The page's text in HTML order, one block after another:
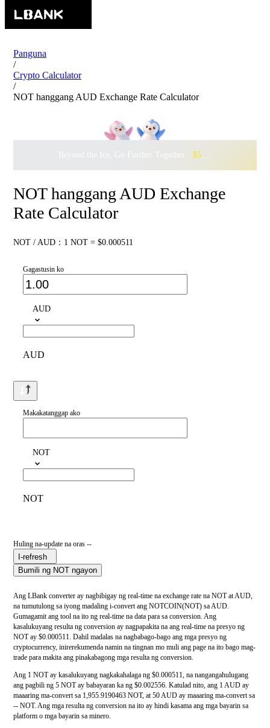
Panguna
/
Crypto Calculator
/
NOT hanggang AUD Exchange Rate Calculator
Beyond the Ice, Go Further Together · $500,000
NOT hanggang AUD Exchange
Rate Calculator
NOT / AUD：1 NOT = $0.000511
Gagastusin ko
AUD
AUD
Makakatanggap ako
NOT
NOT
Huling na-update na oras --
I-refresh
Bumili ng NOT ngayon
Ang LBank converter ay nagbibigay ng real-time na exchange rate na NOT at AUD,
na tumutulong sa iyong madaling i-convert ang NOTCOIN(NOT) sa AUD.
Gumagamit ang tool na ito ng real-time na data para sa conversion. Ang
kasalukuyang resulta ng conversion ay nagpapakita na ang real-time na presyo ng
NOT ay $0.000511. Dahil madalas na nagbabago-bago ang mga presyo ng
cryptocurrency, inirerekumenda namin na tingnan mo muli ang page na ito bago mag-
trade para makita ang pinakabagong mga resulta ng conversion.
Ang 1 NOT ay kasalukuyang nagkakahalaga ng $0.000511, na nangangahulugang
ang pagbili ng 5 NOT ay babayaran ka ng $0.002556. Katulad nito, ang 1 AUD ay
maaaring ma-convert sa 1,955.9190463 NOT, at 50 AUD ay maaaring ma-convert sa
-- NOT. Ang mga resulta ng conversion na ito ay hindi kasama ang mga bayarin sa
platform o mga bayarin sa minero.